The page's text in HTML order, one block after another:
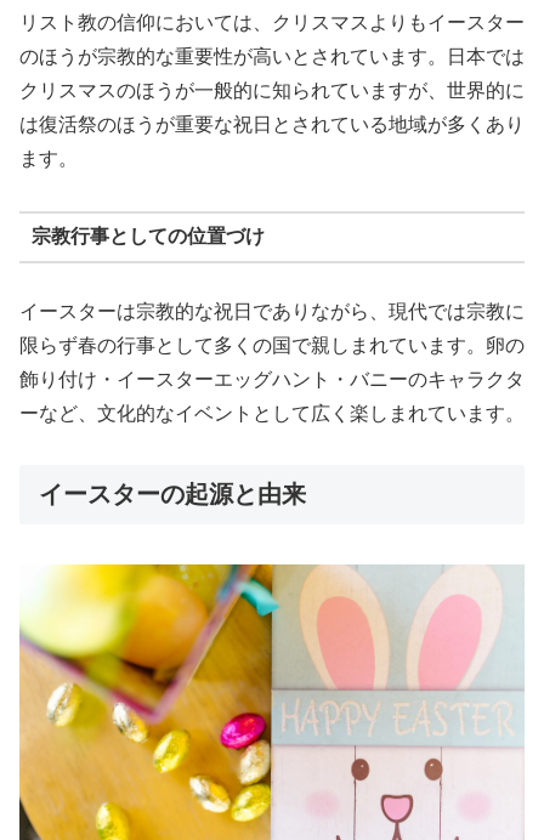
リスト教の信仰においては、クリスマスよりもイースター
のほうが宗教的な重要性が高いとされています。日本では
クリスマスのほうが一般的に知られていますが、世界的に
は復活祭のほうが重要な祝日とされている地域が多くあり
ます。
宗教行事としての位置づけ
イースターは宗教的な祝日でありながら、現代では宗教に
限らず春の行事として多くの国で親しまれています。卵の
飾り付け・イースターエッグハント・バニーのキャラクタ
ーなど、文化的なイベントとして広く楽しまれています。
イースターの起源と由来